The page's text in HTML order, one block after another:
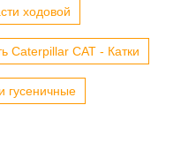
ходовой
Caterpillar CAT - Катки
гусеничные